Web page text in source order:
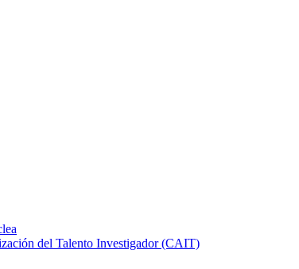
del Talento Investigador (CAIT)